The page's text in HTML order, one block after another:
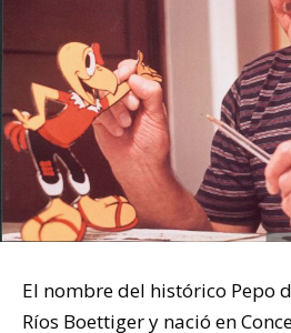
El nombre del histórico Pepo
Ríos Boettiger y nació en